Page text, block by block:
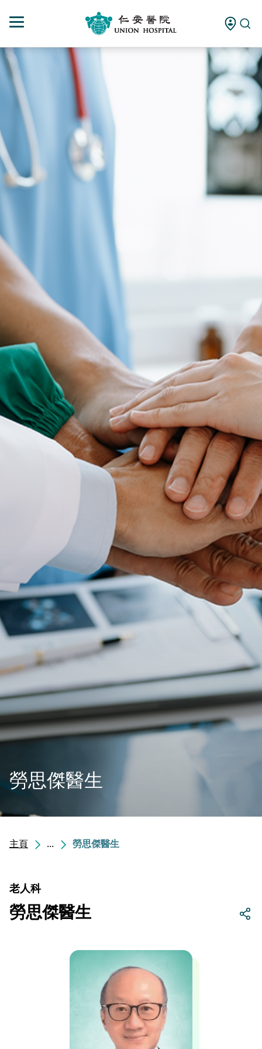
勞思傑醫生
主頁 ... 勞思傑醫生
老人科
勞思傑醫生